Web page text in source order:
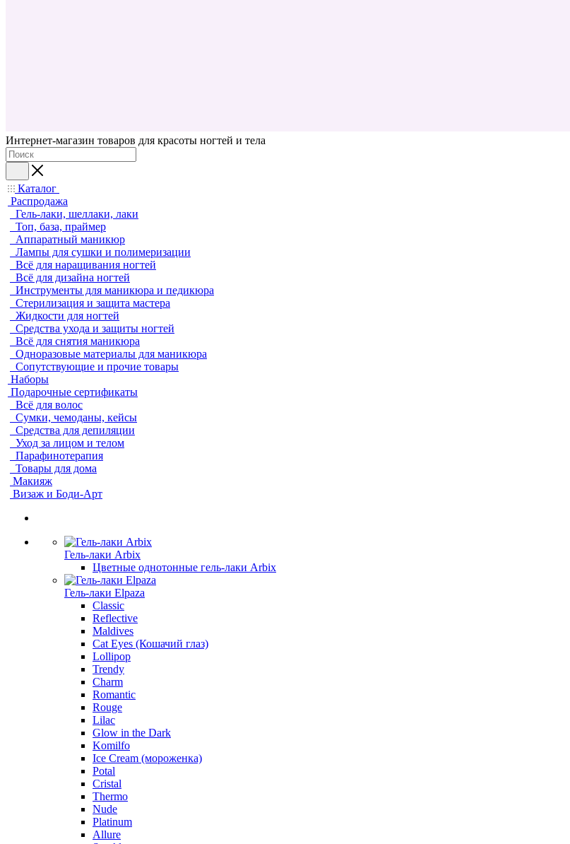
Интернет-магазин товаров для красоты ногтей и тела
Каталог
Распродажа
Гель-лаки, шеллаки, лаки
Топ, база, праймер
Аппаратный маникюр
Лампы для сушки и полимеризации
Всё для наращивания ногтей
Всё для дизайна ногтей
Инструменты для маникюра и педикюра
Стерилизация и защита мастера
Жидкости для ногтей
Средства ухода и защиты ногтей
Всё для снятия маникюра
Одноразовые материалы для маникюра
Сопутствующие и прочие товары
Наборы
Подарочные сертификаты
Всё для волос
Сумки, чемоданы, кейсы
Средства для депиляции
Уход за лицом и телом
Парафинотерапия
Товары для дома
Макияж
Визаж и Боди-Арт
Гель-лаки Arbix
Цветные однотонные гель-лаки Arbix
Гель-лаки Elpaza
Classic
Reflective
Maldives
Cat Eyes (Кошачий глаз)
Lollipop
Trendy
Charm
Romantic
Rouge
Lilac
Glow in the Dark
Komilfo
Ice Cream (мороженка)
Potal
Cristal
Thermo
Nude
Platinum
Allure